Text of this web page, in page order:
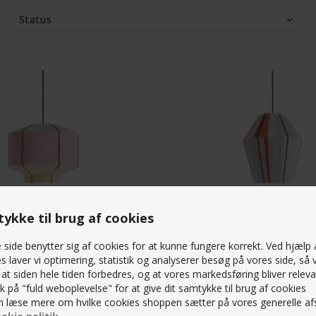
til brug af cookies
side benytter sig af cookies for at kunne fungere korrekt. Ved hjælp
laver vi optimering, statistik og analyserer besøg på vores side, så
at siden hele tiden forbedres, og at vores markedsføring bliver
på "fuld weboplevelse" for at give dit samtykke til brug af cookies
læse mere om hvilke cookies shoppen sætter på vores generelle
Status
SHADE / 380 / ICE CREAM HAY - BONBON SHADE / 320 /
4.449,00 DKK